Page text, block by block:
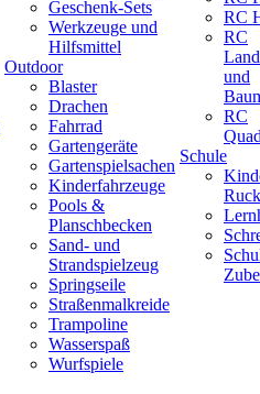
Geschenk-Sets
Werkzeuge und
Hilfsmittel
Outdoor
Blaster
Drachen
Fahrrad
Gartengeräte
Gartenspielsachen
Kinderfahrzeuge
Pools &
Planschbecken
Sand- und
Strandspielzeug
Springseile
Straßenmalkreide
Trampoline
Wasserspaß
Wurfspiele
RC
RC
und
RC
Schule